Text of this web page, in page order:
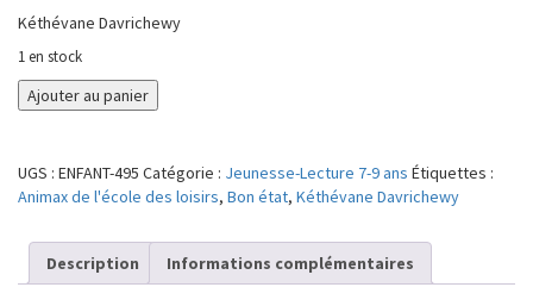
Kéthévane Davrichewy
1 en stock
quantité
de
hantée
Ajouter au panier
UGS : ENFANT-495 Catégorie : Jeunesse-Lecture 7-9 ans Étiquettes :
Animax de l'école des loisirs, Bon état, Kéthévane Davrichewy
Description Informations complémentaires